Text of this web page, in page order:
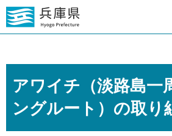
アワイチ（淡路島一
ングルート）の取り